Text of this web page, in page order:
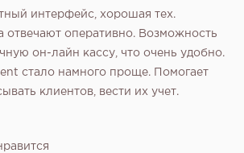
интерфейс, хорошая тех.
отвечают оперативно. Возможность
он-лайн кассу, что очень удобно.
стало намного проще. Помогает
клиентов, вести их учет.